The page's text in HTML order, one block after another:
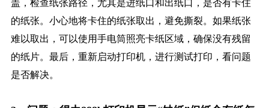
盖，检查纸张路径，尤其是进纸口和出纸口，是否有卡住
的纸张。小心地将卡住的纸张取出，避免撕裂。如果纸张
难以取出，可以使用手电筒照亮卡纸区域，确保没有残留
的纸片。最后，重新启动打印机，进行测试打印，看问题
是否解决。